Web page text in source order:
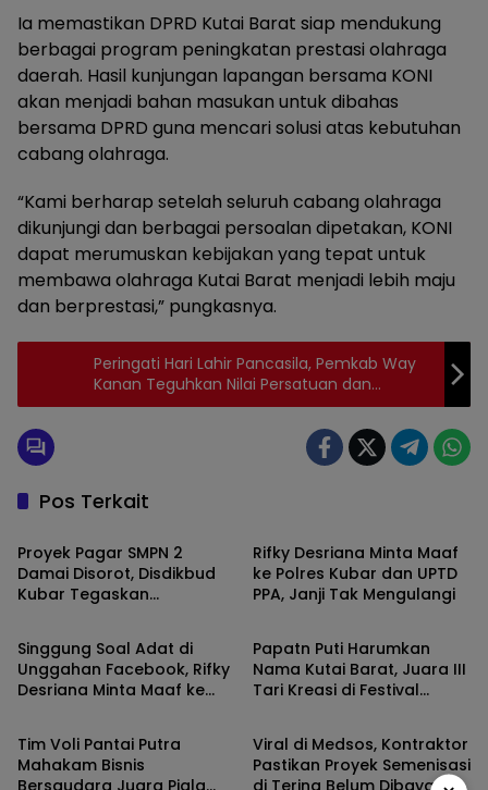
Ia memastikan DPRD Kutai Barat siap mendukung
berbagai program peningkatan prestasi olahraga
daerah. Hasil kunjungan lapangan bersama KONI
akan menjadi bahan masukan untuk dibahas
bersama DPRD guna mencari solusi atas kebutuhan
cabang olahraga.
“Kami berharap setelah seluruh cabang olahraga
dikunjungi dan berbagai persoalan dipetakan, KONI
dapat merumuskan kebijakan yang tepat untuk
membawa olahraga Kutai Barat menjadi lebih maju
dan berprestasi,” pungkasnya.
Peringati Hari Lahir Pancasila, Pemkab Way
Kanan Teguhkan Nilai Persatuan dan
Keadilan Sosial
Pos Terkait
Kutai Barat
Proyek Pagar SMPN 2
Damai Disorot, Disdikbud
Kubar Tegaskan
Rifky Desriana Minta Maaf
ke Polres Kubar dan UPTD
PPA, Janji Tak Mengulangi
Kutai Barat
Singgung Soal Adat di
Unggahan Facebook, Rifky
Desriana Minta Maaf ke
Daerah
Papatn Puti Harumkan
Nama Kutai Barat, Juara III
Tari Kreasi di Festival
Kutai Barat
Tim Voli Pantai Putra
Mahakam Bisnis
Bersaudara Juara Piala
Daerah
Viral di Medsos, Kontraktor
Pastikan Proyek Semenisasi
di Tering Belum Dibayar